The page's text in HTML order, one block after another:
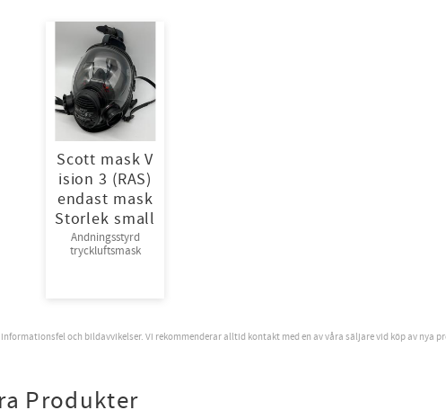
Scott mask V
ision 3 (RAS)
endast mask
Storlek small
Andningsstyrd
tryckluftsmask
informationsfel och bildavvikelser. Vi rekommenderar alltid kontakt med en av våra säljare vid köp av nya
Produkter